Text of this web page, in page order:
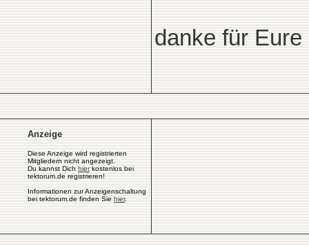
danke für
Anzeige
Diese Anzeige wird registrierten
Mitgliedern nicht angezeigt.
Du kannst Dich hierkostenlos bei
tektorum.de registrieren!
Informationen zur Anzeigenschaltung
bei tektorum.de finden Sie hier.